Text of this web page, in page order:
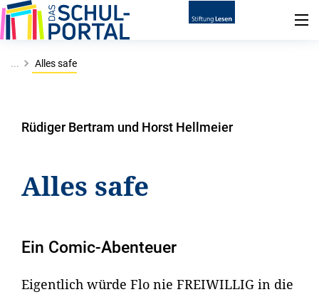
... Alles safe
Rüdiger Bertram und Horst Hellmeier
Alles safe
Ein Comic-Abenteuer
Eigentlich würde Flo nie FREIWILLIG in die